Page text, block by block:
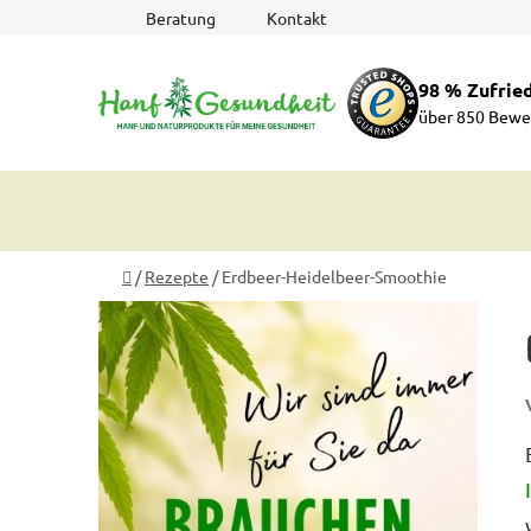
Beratung Kontakt
98 %
über 850
Startseite
/ Rezepte / Erdbeer-Heidelbeer-Smoothie
S
e
i
t
e
n
l